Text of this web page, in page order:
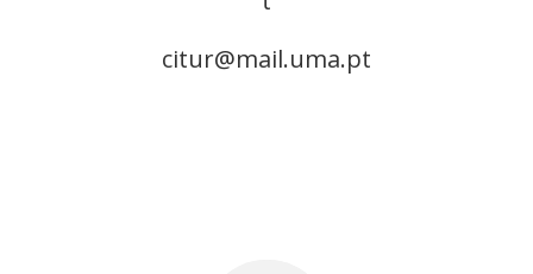
citur@mail.uma.pt